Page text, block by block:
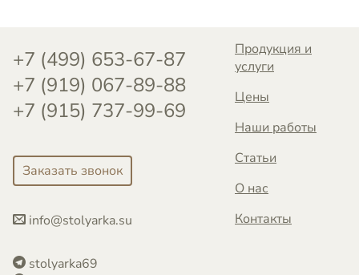
Продукция и
услуги
Цены
Наши работы
Статьи
О нас
Контакты
+7 (499) 653-67-87
+7 (919) 067-89-88
+7 (915) 737-99-69
Заказать звонок
info@stolyarka.su
stolyarka69